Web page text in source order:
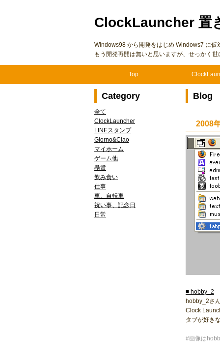
ClockLauncher 置
Windows98 から開発をはじめ Windows7 に
もう開発再開は無いと思いますが、せっかく
Top
Blog
2008
■ hobby_2
hobby_2さ
Clock
タブが好き
#画像は
Category
全て
ClockLauncher
LINEスタンプ
Giorno&Ciao
マイホーム
ゲーム他
懸賞
飲み食い
仕事
車、自転車
祝い事、記念日
日常